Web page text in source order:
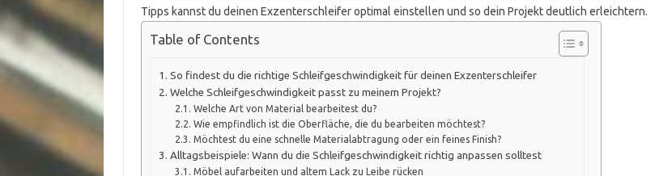
Tipps kannst du deinen Exzenterschleifer optimal einstellen und so dein Projekt deutlich erleichtern.
Table of Contents
So findest du die richtige Schleifgeschwindigkeit für deinen Exzenterschleifer
Welche Schleifgeschwindigkeit passt zu meinem Projekt?
Welche Art von Material bearbeitest du?
Wie empfindlich ist die Oberfläche, die du bearbeiten möchtest?
Möchtest du eine schnelle Materialabtragung oder ein feines Finish?
Alltagsbeispiele: Wann du die Schleifgeschwindigkeit richtig anpassen solltest
Möbel aufarbeiten und altem Lack zu Leibe rücken